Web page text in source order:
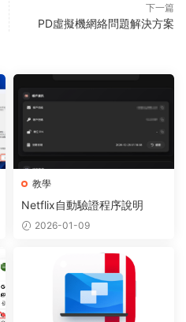
下一篇
PD虛擬機網絡問題解決方案
教學
Netflix自動驗證程序說明
2026-01-09